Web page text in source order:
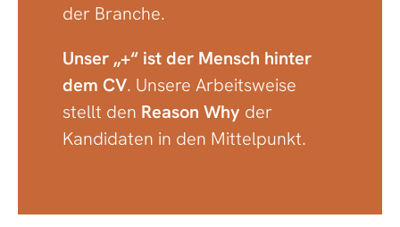
der Branche.
Unser „+“ ist der Mensch hinter
dem CV. Unsere Arbeitsweise
stellt den Reason Why der
Kandidaten in den Mittelpunkt.